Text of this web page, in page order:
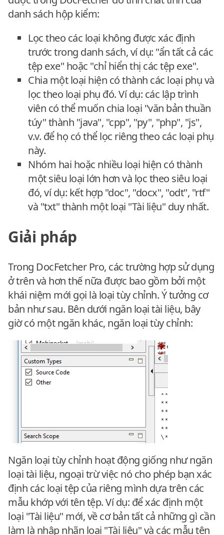
danh sách hộp kiểm:
Lọc theo các loại không được xác định
trước trong danh sách, ví dụ: "ẩn tất cả các
tệp exe" hoặc "chỉ hiển thị các tệp exe".
Chia một loại hiện có thành các loại phụ và
lọc theo loại phụ đó. Ví dụ: các lập trình
viên có thể muốn chia loại "văn bản thuần
túy" thành "java", "cpp", "py", "php", "js",
v.v. để họ có thể lọc riêng theo các loại phụ
này.
Nhóm hai hoặc nhiều loại hiện có thành
một siêu loại lớn hơn và lọc theo siêu loại
đó, ví dụ: kết hợp "doc", "docx", "odt", "rtf"
và "txt" thành một loại "Tài liệu" duy nhất.
Giải pháp
Trong DocFetcher Pro, các trường hợp sử dụng
ở trên và hơn thế nữa được bao gồm bởi một
khái niệm mới gọi là loại tùy chỉnh. Ý tưởng cơ
bản như sau. Bên dưới ngăn loại tài liệu, bây
giờ có một ngăn khác, ngăn loại tùy chỉnh:
Ngăn loại tùy chỉnh hoạt động giống như ngăn
loại tài liệu, ngoại trừ việc nó cho phép bạn xác
định các loại tệp của riêng mình dựa trên các
mẫu khớp với tên tệp. Ví dụ: để xác định một
loại "Tài liệu" mới, về cơ bản tất cả những gì cần
làm là nhập nhãn loại "Tài liệu" và các mẫu tên